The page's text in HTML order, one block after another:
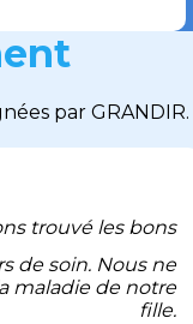
par GRANDIR.
trouvé les bons
de soin. Nous ne
maladie de notre
fille.